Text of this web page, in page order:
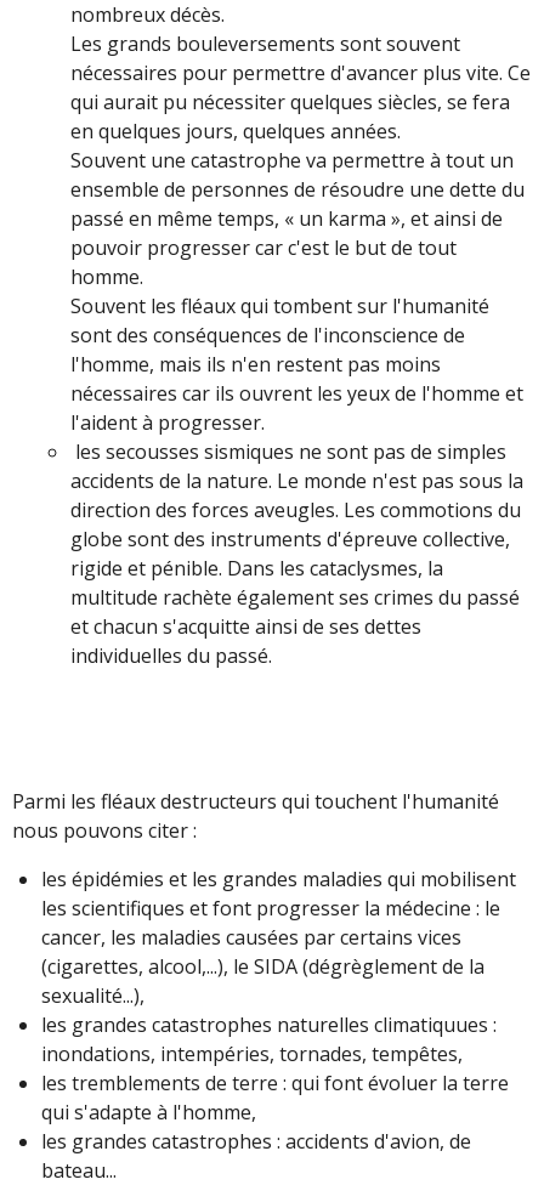
nombreux décès.
Les grands bouleversements sont souvent
nécessaires pour permettre d'avancer plus vite. Ce
qui aurait pu nécessiter quelques siècles, se fera
en quelques jours, quelques années.
Souvent une catastrophe va permettre à tout un
ensemble de personnes de résoudre une dette du
passé en même temps, « un karma », et ainsi de
pouvoir progresser car c'est le but de tout
homme.
Souvent les fléaux qui tombent sur l'humanité
sont des conséquences de l'inconscience de
l'homme, mais ils n'en restent pas moins
nécessaires car ils ouvrent les yeux de l'homme et
l'aident à progresser.
les secousses sismiques ne sont pas de simples
accidents de la nature. Le monde n'est pas sous la
direction des forces aveugles. Les commotions du
globe sont des instruments d'épreuve collective,
rigide et pénible. Dans les cataclysmes, la
multitude rachète également ses crimes du passé
et chacun s'acquitte ainsi de ses dettes
individuelles du passé.
Parmi les fléaux destructeurs qui touchent l'humanité
nous pouvons citer :
les épidémies et les grandes maladies qui mobilisent
les scientifiques et font progresser la médecine : le
cancer, les maladies causées par certains vices
(cigarettes, alcool,...), le SIDA (dégrèglement de la
sexualité...),
les grandes catastrophes naturelles climatiquues :
inondations, intempéries, tornades, tempêtes,
les tremblements de terre : qui font évoluer la terre
qui s'adapte à l'homme,
les grandes catastrophes : accidents d'avion, de
bateau...